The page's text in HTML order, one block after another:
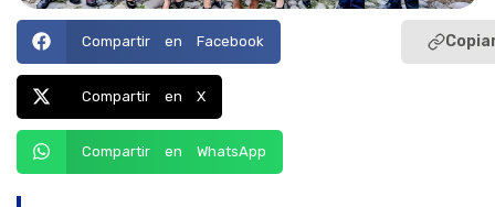
Compartir en Facebook
Compartir en X
Compartir en WhatsApp